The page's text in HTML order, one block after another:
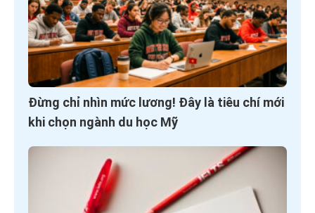
Đừng chỉ nhìn mức lương! Đây là tiêu chí mới
khi chọn ngành du học Mỹ